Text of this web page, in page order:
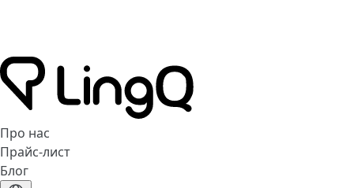
Про нас
Прайс-лист
Блог